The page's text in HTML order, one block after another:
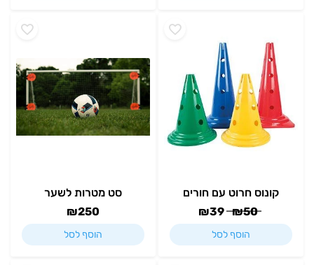
קונוס חרוט עם חורים
₪50
₪39
הוסף לסל
סט מטרות לשער
₪250
הוסף לסל